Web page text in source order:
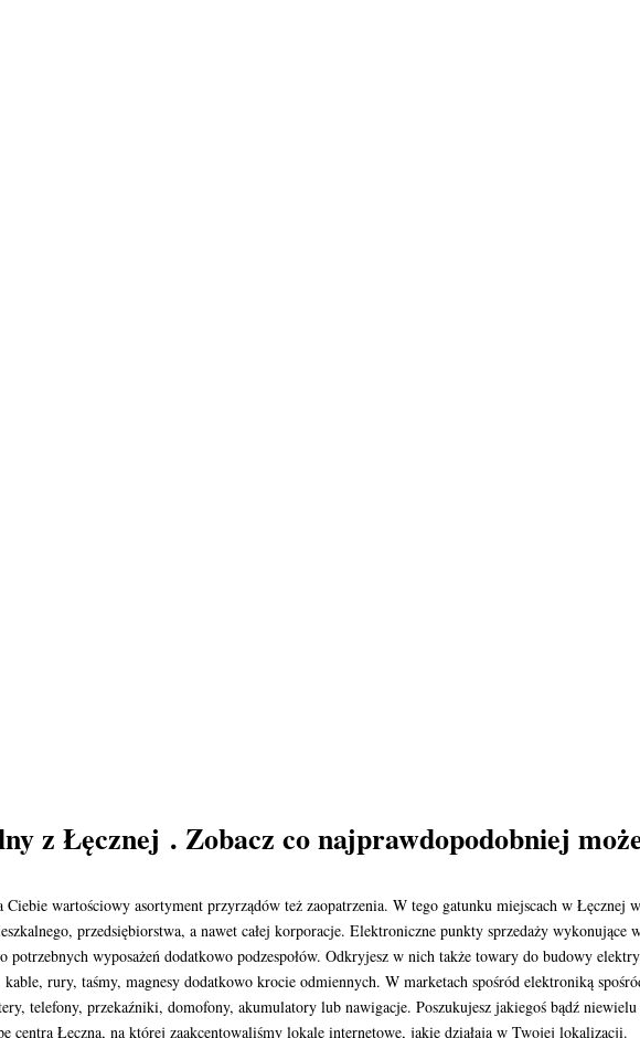
z Łęcznej . Zobacz co najprawdopodobniej
wartościowy asortyment przyrządów też zaopatrzenia. W tego gatunku miejscach w Łęcznej
przedsiębiorstwa, a nawet całej korporacje. Elektroniczne punkty sprzedaży
wyposażeń dodatkowo podzespołów. Odkryjesz w nich także towary do budowy
kable, rury, taśmy, magnesy dodatkowo krocie odmiennych. W marketach spośród elektroniką
telefony, przekaźniki, domofony, akumulatory lub nawigacje. Poszukujesz jakiegoś bądź
centra Łęczna, na której zaakcentowaliśmy lokale internetowe, jakie działają w Twojej lokalizacji.